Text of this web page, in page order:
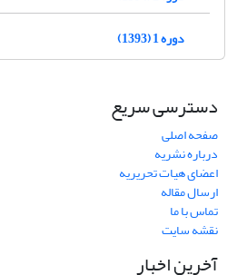
دوره 1 (1393)
دسترسی سریع
صفحه اصلی
درباره نشریه
اعضای هیات تحریریه
ارسال مقاله
تماس با ما
نقشه سایت
آخرین اخبار